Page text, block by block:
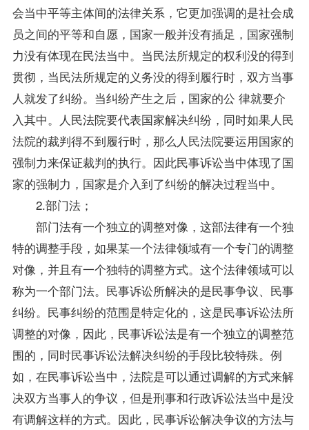
会当中平等主体间的法律关系，它更加强调的是社会成
员之间的平等和自愿，国家一般并没有插足，国家强制
力没有体现在民法当中。当民法所规定的权利没的得到
贯彻，当民法所规定的义务没的得到履行时，双方当事
人就发了纠纷。当纠纷产生之后，国家的公 律就要介
入其中。人民法院要代表国家解决纠纷，同时如果人民
法院的裁判得不到履行时，那么人民法院要运用国家的
强制力来保证裁判的执行。因此民事诉讼当中体现了国
家的强制力，国家是介入到了纠纷的解决过程当中。
2.部门法；
部门法有一个独立的调整对像，这部法律有一个独
特的调整手段，如果某一个法律领域有一个专门的调整
对像，并且有一个独特的调整方式。这个法律领域可以
称为一个部门法。民事诉讼所解决的是民事争议、民事
纠纷。民事纠纷的范围是特定化的，这是民事诉讼法所
调整的对像，因此，民事诉讼法是有一个独立的调整范
围的，同时民事诉讼法解决纠纷的手段比较特殊。例
如，在民事诉讼当中，法院是可以通过调解的方式来解
决双方当事人的争议，但是刑事和行政诉讼法当中是没
有调解这样的方式。因此，民事诉讼解决争议的方法与